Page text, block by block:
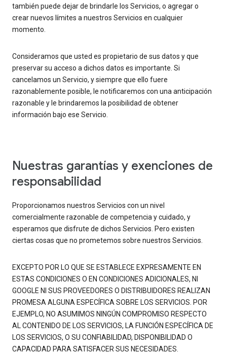
también puede dejar de brindarle los Servicios, o agregar o
crear nuevos límites a nuestros Servicios en cualquier
momento.
Consideramos que usted es propietario de sus datos y que
preservar su acceso a dichos datos es importante. Si
cancelamos un Servicio, y siempre que ello fuere
razonablemente posible, le notificaremos con una anticipación
razonable y le brindaremos la posibilidad de obtener
información bajo ese Servicio.
Nuestras garantías y exenciones de
responsabilidad
Proporcionamos nuestros Servicios con un nivel
comercialmente razonable de competencia y cuidado, y
esperamos que disfrute de dichos Servicios. Pero existen
ciertas cosas que no prometemos sobre nuestros Servicios.
EXCEPTO POR LO QUE SE ESTABLECE EXPRESAMENTE EN
ESTAS CONDICIONES O EN CONDICIONES ADICIONALES, NI
GOOGLE NI SUS PROVEEDORES O DISTRIBUIDORES REALIZAN
PROMESA ALGUNA ESPECÍFICA SOBRE LOS SERVICIOS. POR
EJEMPLO, NO ASUMIMOS NINGÚN COMPROMISO RESPECTO
AL CONTENIDO DE LOS SERVICIOS, LA FUNCIÓN ESPECÍFICA DE
LOS SERVICIOS, O SU CONFIABILIDAD, DISPONIBILIDAD O
CAPACIDAD PARA SATISFACER SUS NECESIDADES.